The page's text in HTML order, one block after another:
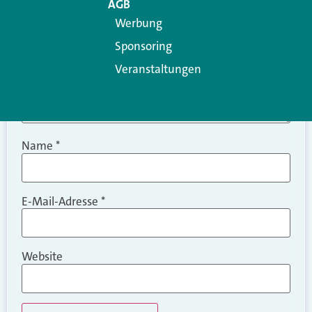
Name *
E-Mail-Adresse *
Website
AGB
Werbung
Sponsoring
Veranstaltungen